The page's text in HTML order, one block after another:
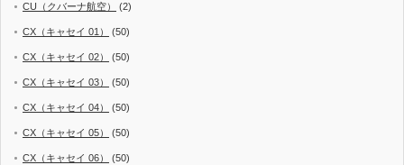
CU（クバーナ航空） (2)
CX（キャセイ 01） (50)
CX（キャセイ 02） (50)
CX（キャセイ 03） (50)
CX（キャセイ 04） (50)
CX（キャセイ 05） (50)
CX（キャセイ 06） (50)